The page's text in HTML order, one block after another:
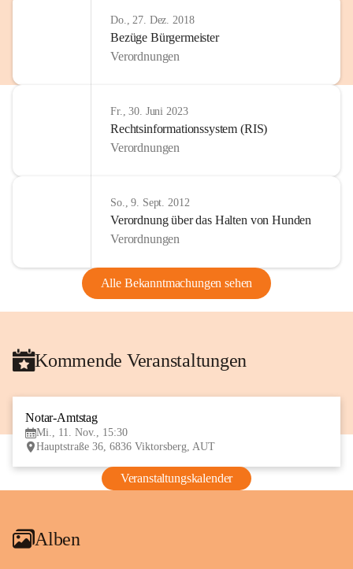
Do., 27. Dez. 2018
Bezüge Bürgermeister
Verordnungen
Fr., 30. Juni 2023
Rechtsinformationssystem (RIS)
Verordnungen
So., 9. Sept. 2012
Verordnung über das Halten von Hunden
Verordnungen
Alle Bekanntmachungen sehen
Kommende Veranstaltungen
Notar-Amtstag
Mi., 11. Nov., 15:30
Hauptstraße 36, 6836 Viktorsberg, AUT
Veranstaltungskalender
Alben